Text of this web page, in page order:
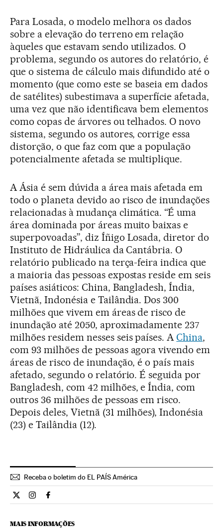
Para Losada, o modelo melhora os dados
sobre a elevação do terreno em relação
àqueles que estavam sendo utilizados. O
problema, segundo os autores do relatório, é
que o sistema de cálculo mais difundido até o
momento (que como este se baseia em dados
de satélites) subestimava a superfície afetada,
uma vez que não identificava bem elementos
como copas de árvores ou telhados. O novo
sistema, segundo os autores, corrige essa
distorção, o que faz com que a população
potencialmente afetada se multiplique.
A Ásia é sem dúvida a área mais afetada em
todo o planeta devido ao risco de inundações
relacionadas à mudança climática. “É uma
área dominada por áreas muito baixas e
superpovoadas”, diz Íñigo Losada, diretor do
Instituto de Hidráulica da Cantábria. O
relatório publicado na terça-feira indica que
a maioria das pessoas expostas reside em seis
países asiáticos: China, Bangladesh, Índia,
Vietnã, Indonésia e Tailândia. Dos 300
milhões que vivem em áreas de risco de
inundação até 2050, aproximadamente 237
milhões residem nesses seis países. AChina,
com 93 milhões de pessoas agora vivendo em
áreas de risco de inundação, é o país mais
afetado, segundo o relatório. É seguida por
Bangladesh, com 42 milhões, e Índia, com
outros 36 milhões de pessoas em risco.
Depois deles, Vietnã (31 milhões), Indonésia
(23) e Tailândia (12).
Receba o boletim do EL PAÍS América
Internacional El País Brasil en Twitter
Internacional El País Brasil en Instagram
Internacional El País Brasil en Facebook
MAIS INFORMAÇÕES